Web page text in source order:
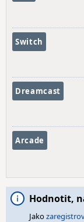
Switch
Dreamcast
Arcade
Hodnotit,
Jako